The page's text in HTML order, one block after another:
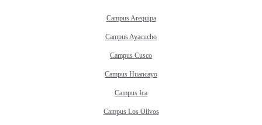
Campus Arequipa
Campus Ayacucho
Campus Cusco
Campus Huancayo
Campus Ica
Campus Los Olivos